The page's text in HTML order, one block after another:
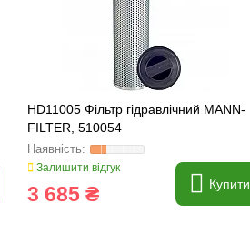
HD11005 Фільтр гідравлічний MANN-
FILTER, 510054
Залишити відгук
3 685 ₴ Купити